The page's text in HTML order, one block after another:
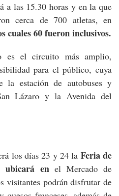
a las 15.30 horas y en la que
cerca de 700 atletas, en
cuales 60 fueron inclusivos.
es el circuito más amplio,
para el público, cuya
la estación de autobuses y
Lázaro y la Avenida del
los días 23 y 24 la Feria de
ubicará en el Mercado de
visitantes podrán disfrutar de